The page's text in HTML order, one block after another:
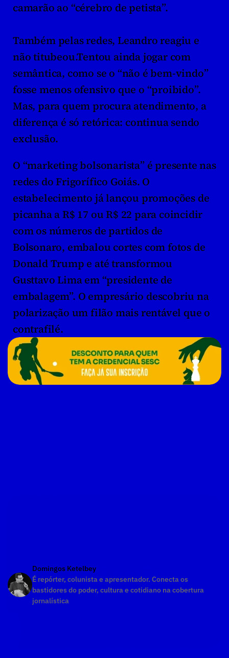
camarão ao “cérebro de petista”.
Também pelas redes, Leandro reagiu e
não titubeou.Tentou ainda jogar com
semântica, como se o “não é bem-vindo”
fosse menos ofensivo que o “proibido”.
Mas, para quem procura atendimento, a
diferença é só retórica: continua sendo
exclusão.
O “marketing bolsonarista” é presente nas
redes do Frigorífico Goiás. O
estabelecimento já lançou promoções de
picanha a R$ 17 ou R$ 22 para coincidir
com os números de partidos de
Bolsonaro, embalou cortes com fotos de
Donald Trump e até transformou
Gusttavo Lima em “presidente de
embalagem”. O empresário descobriu na
polarização um filão mais rentável que o
contrafilé.
Domingos Ketelbey
É repórter, colunista e apresentador. Conecta os
bastidores do poder, cultura e cotidiano na cobertura
jornalística